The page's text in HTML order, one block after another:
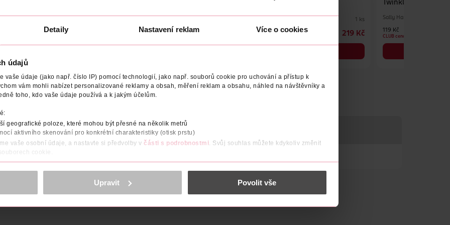
Detaily Nastavení reklam Více o cookies
údajů
vaše údaje (jako např. číslo IP) pomocí technologií, jako např. souborů cookie pro uchování a přístup k
vám mohli nabízet personalizované reklamy a obsah, měření reklam a obsahu, náhled na návštěvníky a
toho, kdo vaše údaje používá a k jakým účelům.
geografické poloze, které mohou být přesné na několik metrů
aktivního skenování pro konkrétní charakteristiky (otisk prstu)
vaše osobní údaje, a nastavte si předvolby v části s podrobnostmi. Svůj souhlas můžete kdykoliv změnit
cookie.
a reklam, funkcí sociálních médií, analýze návštěvnosti, které mohou nést osobní údaje.
osobních údajů.
<
Upravit Povolit vše
Sally Hansen
119 Kč 199 Kč
1 ks
219 Kč
Twinkle Twinkle
Sally Hansen
119 Kč
CLUB cena
VYROBENO V VÝROBCE/DODAVATEL
září mnoha okouzlujícími barvami. Dermatologicky testováno. Veganská formule.